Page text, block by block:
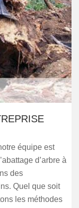
équipe est
d’arbre à
des
Quel que soit
les méthodes